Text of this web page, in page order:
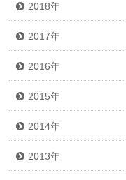
2018年
2017年
2016年
2015年
2014年
2013年